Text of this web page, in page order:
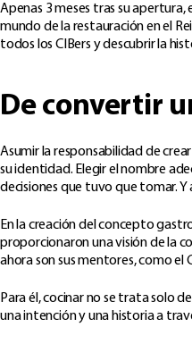
Apenas 3 meses tras su
mundo de la restauración en el
todos los CIBers y descubrir la
De convertir
Asumir la responsabilidad de
su identidad. Elegir el nombre
decisiones que tuvo que tomar. Y
En la creación del concepto
proporcionaron una visión de la
ahora son sus mentores, como el
Para él, cocinar no se trata solo
una intención y una historia a